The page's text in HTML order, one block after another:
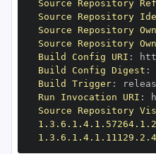
Source Repository Ref
Source Repository
Source Repository
Source Repository
Build Config URI :
Build Config Digest :
Build Trigger:
Run Invocation URI :
Source Repository